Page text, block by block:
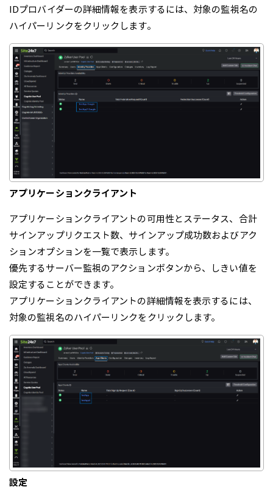
IDプロバイダーの詳細情報を表示するには、対象の監視名の
ハイパーリンクをクリックします。
アプリケーションクライアント
アプリケーションクライアントの可用性とステータス、合計
サインアップリクエスト数、サインアップ成功数およびアク
ションオプションを一覧で表示します。
優先するサーバー監視のアクションボタンから、しきい値を
設定することができます。
アプリケーションクライアントの詳細情報を表示するには、
対象の監視名のハイパーリンクをクリックします。
設定